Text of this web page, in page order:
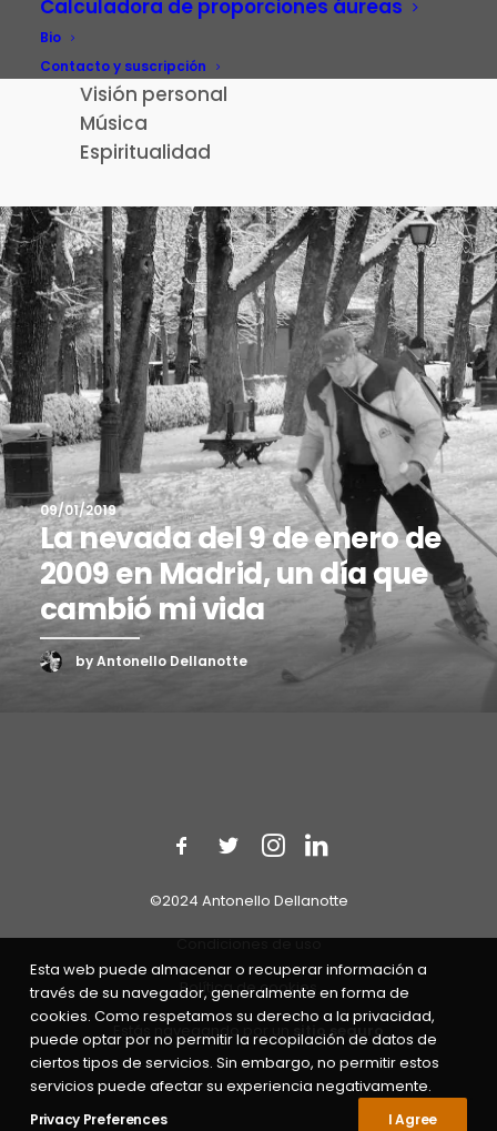
Calculadora de proporciones áureas
Bio
Contacto y suscripción
Paisaje de la Luz
El Retiro – RetiroExperience
Visión personal
Música
Espiritualidad
09/01/2019
La nevada del 9 de enero de
2009 en Madrid, un día que
cambió mi vida
by Antonello Dellanotte
©2024 Antonello Dellanotte
Condiciones de uso
Política de cookies
Estás navegando por un sitio seguro
Esta web puede almacenar o recuperar información a
través de su navegador, generalmente en forma de
cookies. Como respetamos su derecho a la privacidad,
puede optar por no permitir la recopilación de datos de
ciertos tipos de servicios. Sin embargo, no permitir estos
servicios puede afectar su experiencia negativamente.
Privacy Preferences I Agree